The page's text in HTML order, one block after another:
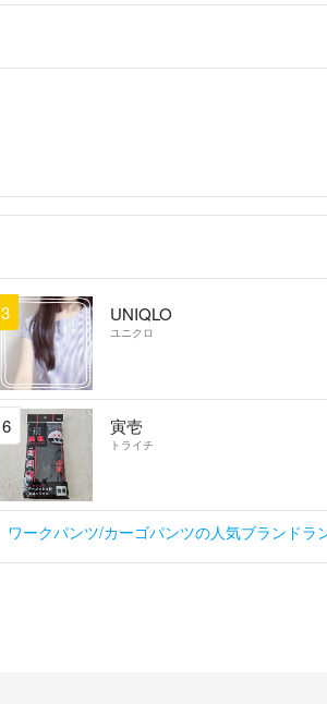
3 UNIQLO
ユニクロ
6 寅壱
トライチ
ワークパンツ/カーゴパンツの人気ブランドラ